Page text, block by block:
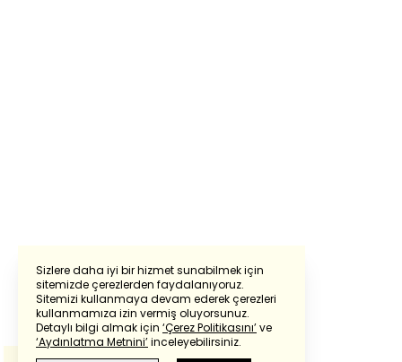
Sizlere daha iyi bir hizmet sunabilmek için
sitemizde çerezlerden faydalanıyoruz.
Sitemizi kullanmaya devam ederek çerezleri
kullanmamıza izin vermiş oluyorsunuz.
Detaylı bilgi almak için ‘Çerez Politikasını’ve
‘Aydınlatma Metnini’inceleyebilirsiniz.
Powered by Translate